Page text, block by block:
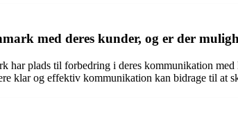
med deres kunder, og er der
har plads til forbedring i deres kommunikation
klar og effektiv kommunikation kan bidrage til at